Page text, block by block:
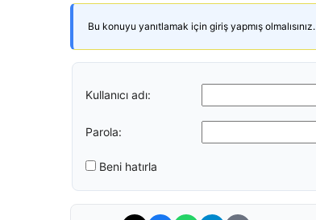
Bu konuyu yanıtlamak için giriş yapmış olmalısınız.
Kullanıcı adı:
Parola:
Beni hatırla